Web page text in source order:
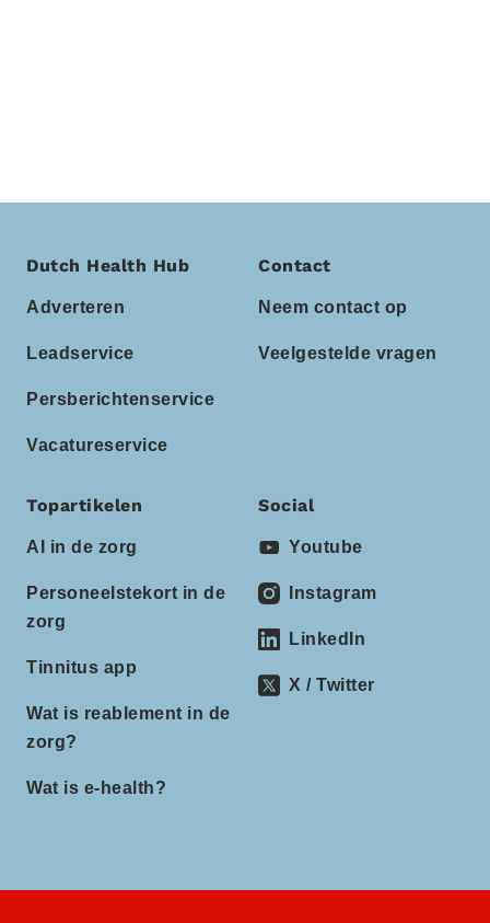
Dutch Health Hub
Adverteren
Leadservice
Persberichtenservice
Vacatureservice
Contact
Neem contact op
Veelgestelde vragen
Topartikelen
AI in de zorg
Personeelstekort in de
zorg
Tinnitus app
Wat is reablement in de
zorg?
Wat is e-health?
Social
Youtube
Instagram
LinkedIn
X / Twitter